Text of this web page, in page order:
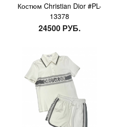
Костюм Christian Dior #PL-
13378
24500 РУБ.